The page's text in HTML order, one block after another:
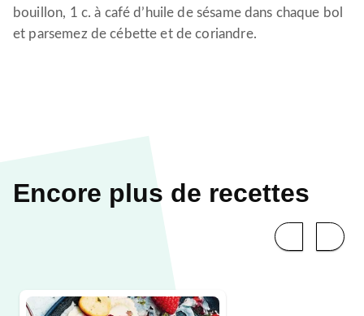
bouillon, 1 c. à café d’huile de sésame dans chaque bol
et parsemez de cébette et de coriandre.
Encore plus de recettes